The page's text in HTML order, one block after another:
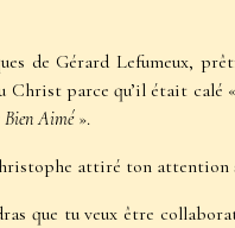
de Gérard Lefumeux,
parce qu’il était calé
Aimé».
attiré ton
que tu veux être